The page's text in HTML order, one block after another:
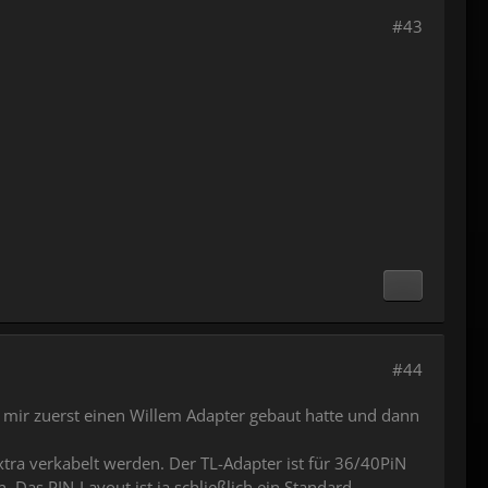
#43
#44
zuerst einen Willem Adapter gebaut hatte und dann
verkabelt werden. Der TL-Adapter ist für 36/40PiN